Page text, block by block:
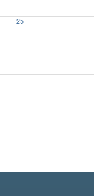
25